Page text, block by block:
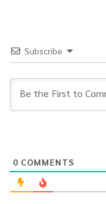
Subscribe
0 COMMENTS